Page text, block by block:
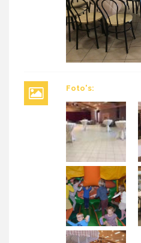
Foto's: